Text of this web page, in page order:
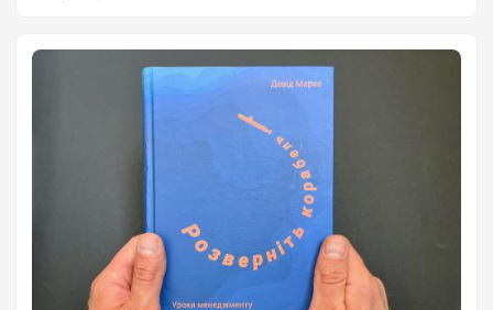
про своє життя як воно було і є. Розповідає про хороші і
погані моменти. Дає зрозуміти як і чому він став саме
таким яким він є. Він вводить таке класне поняття як
“зелене світло”. Уявіть, що ваше життя - це рух на
автівці по місту....